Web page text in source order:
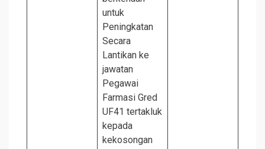
untuk
Peningkatan
Secara
Lantikan ke
jawatan
Pegawai
Farmasi Gred
UF41 tertakluk
kepada
kekosongan